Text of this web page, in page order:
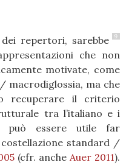
9
repertori, sarebbe
che non
motivate, come
macrodiglossia, ma che
recuperare il criterio
tra l’italiano e i
può essere utile far
standard /
(cfr. anche Auer 2011).